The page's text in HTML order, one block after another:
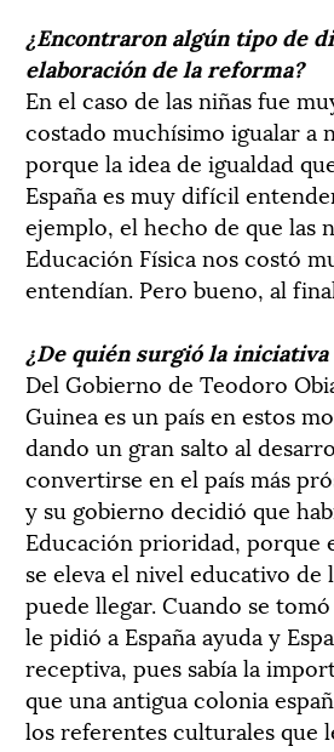
¿Encontraron algún tipo de
elaboración de la reforma?
En el caso de las niñas fue
costado muchísimo igualar a
porque la idea de igualdad
España es muy difícil
ejemplo, el hecho de que las
Educación Física nos costó
entendían. Pero bueno, al
¿De quién surgió la iniciativa
Del Gobierno de Teodoro
Guinea es un país en estos
dando un gran salto al
convertirse en el país más
y su gobierno decidió que
Educación prioridad, porque
se eleva el nivel educativo de
puede llegar. Cuando se
le pidió a España ayuda y
receptiva, pues sabía la
que una antigua colonia
los referentes culturales que